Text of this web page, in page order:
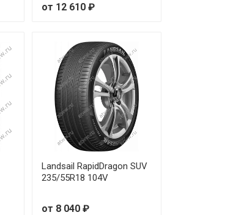
от 12 610 ₽
Landsail RapidDragon SUV
235/55R18 104V
от 8 040 ₽